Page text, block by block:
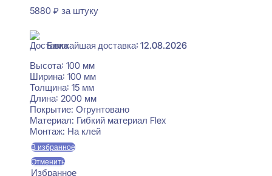
5880 ₽ за штуку
Ближайшая доставка: 12.08.2026
Высота: 100 мм
Ширина: 100 мм
Толщина: 15 мм
Длина: 2000 мм
Покрытие: Огрунтовано
Материал: Гибкий материал Flex
Монтаж: На клей
В избранное
Отменить
Избранное